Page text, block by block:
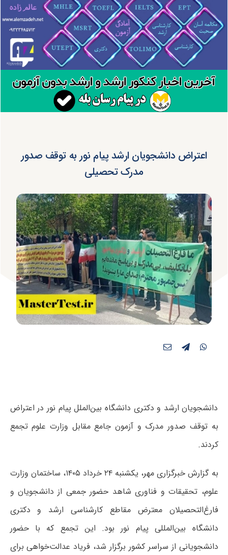
اعتراض دانشجویان ارشد پیام نور به توقف صدور
مدرک تحصیلی
دانشجویان ارشد و دکتری دانشگاه بین‌الملل پیام نور در اعتراض
به توقف صدور مدرک و آزمون جامع مقابل وزارت علوم تجمع
کردند.
به گزارش خبرگزاری مهر، یکشنبه ۲۴ خرداد ۱۴۰۵، ساختمان وزارت
علوم، تحقیقات و فناوری شاهد حضور جمعی از دانشجویان و
فارغ‌التحصیلان معترض مقاطع کارشناسی ارشد و دکتری
دانشگاه بین‌المللی پیام نور بود. این تجمع که با حضور
دانشجویانی از سراسر کشور برگزار شد، فریاد عدالت‌خواهی برای